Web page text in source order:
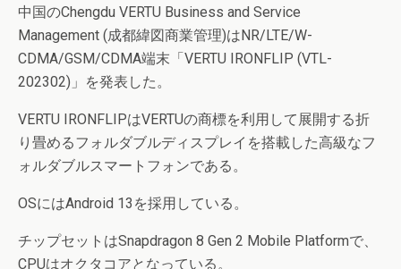
中国のChengdu VERTU Business and Service
Management (成都緯図商業管理)はNR/LTE/W-
CDMA/GSM/CDMA端末「VERTU IRONFLIP (VTL-
202302)」を発表した。
VERTU IRONFLIPはVERTUの商標を利用して展開する折
り畳めるフォルダブルディスプレイを搭載した高級なフ
ォルダブルスマートフォンである。
OSにはAndroid 13を採用している。
チップセットはSnapdragon 8 Gen 2 Mobile Platformで、
CPUはオクタコアとなっている。